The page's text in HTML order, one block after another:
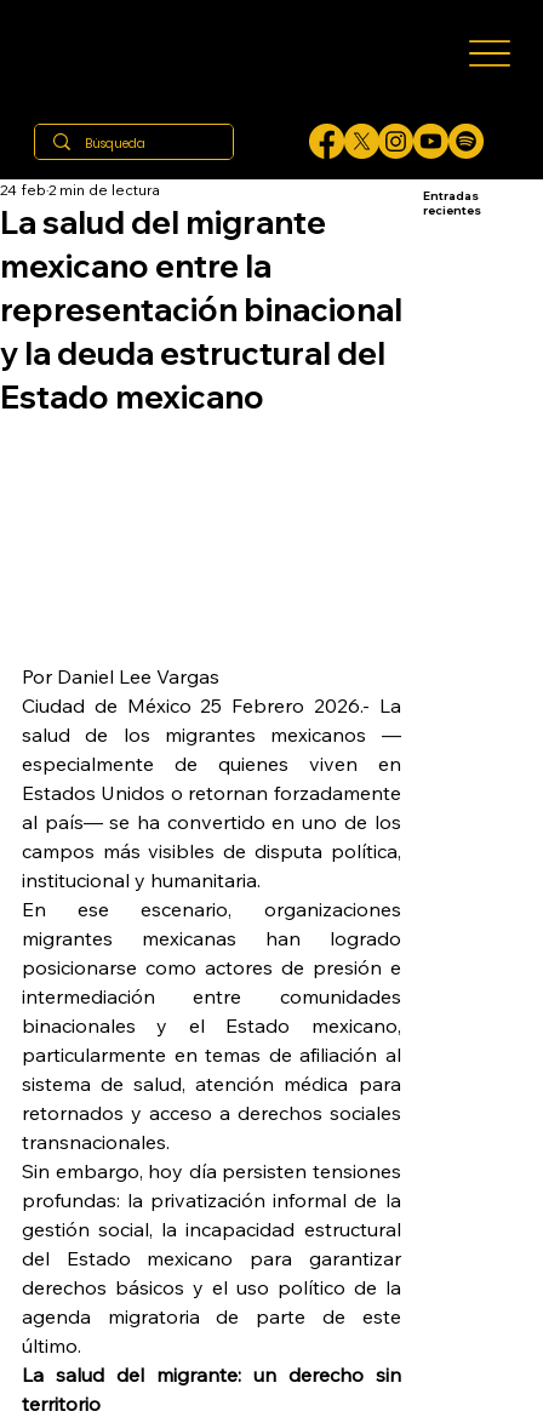
La salud del migrante
mexicano entre la
representación binacional
y la deuda estructural del
Estado mexicano
24 feb 2 min de lectura
Por Daniel Lee Vargas
Ciudad de México 25 Febrero 2026.- La
salud de los migrantes mexicanos —
especialmente de quienes viven en
Estados Unidos o retornan forzadamente
al país— se ha convertido en uno de los
campos más visibles de disputa política,
institucional y humanitaria.
En ese escenario, organizaciones
migrantes mexicanas han logrado
posicionarse como actores de presión e
intermediación entre comunidades
binacionales y el Estado mexicano,
particularmente en temas de afiliación al
sistema de salud, atención médica para
retornados y acceso a derechos sociales
transnacionales.
Sin embargo, hoy día persisten tensiones
profundas: la privatización informal de la
gestión social, la incapacidad estructural
del Estado mexicano para garantizar
derechos básicos y el uso político de la
agenda migratoria de parte de este
último.
La salud del migrante: un derecho sin
territorio
Entradas
recientes